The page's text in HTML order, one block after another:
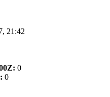
21:42
0
0